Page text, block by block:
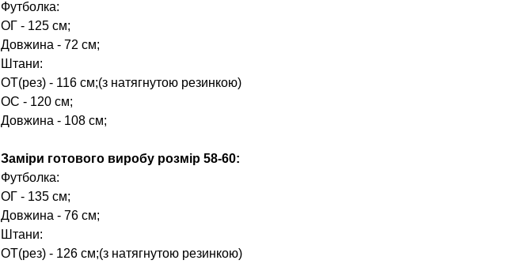
Футболка:
ОГ - 125 см;
Довжина - 72 см;
Штани:
ОТ(рез) - 116 см;(з натягнутою резинкою)
ОС - 120 см;
Довжина - 108 см;
Заміри готового виробу розмір 58-60:
Футболка:
ОГ - 135 см;
Довжина - 76 см;
Штани:
ОТ(рез) - 126 см;(з натягнутою резинкою)